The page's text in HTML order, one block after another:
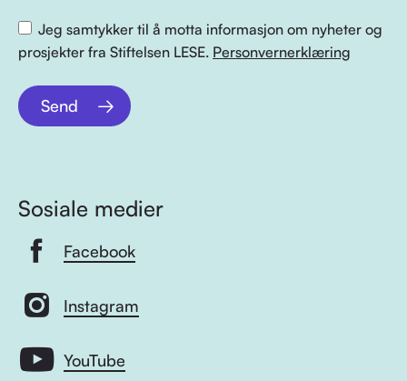
Jeg samtykker til å motta informasjon om nyheter og
prosjekter fra Stiftelsen LESE. Personvernerklæring
Send
Sosiale medier
Facebook
Instagram
YouTube